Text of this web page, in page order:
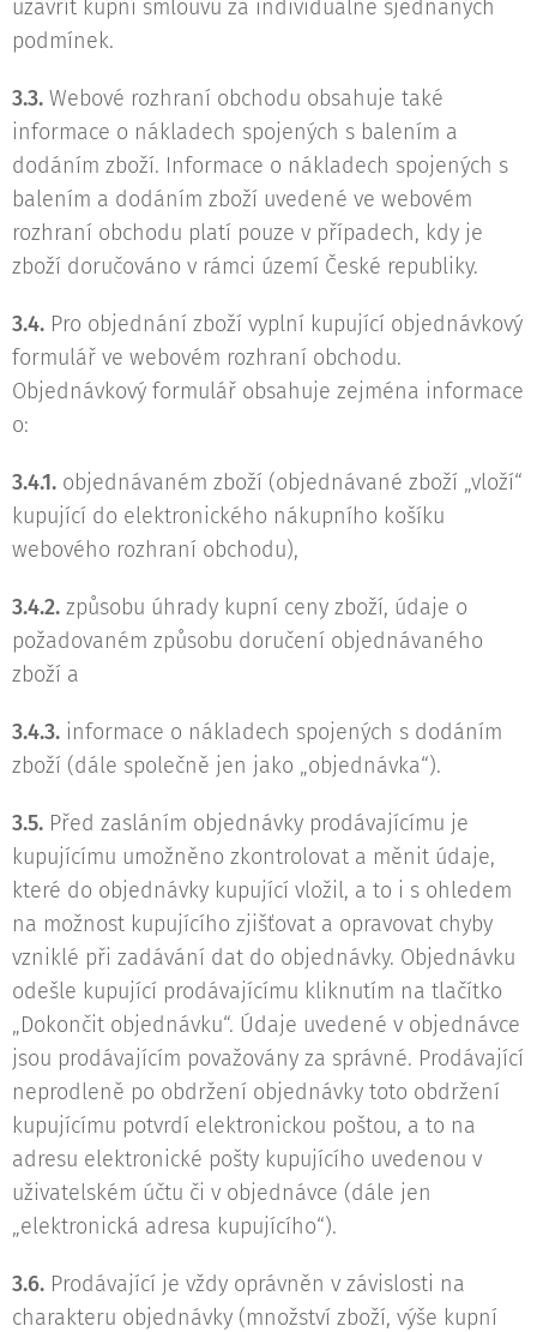
uzavřít kupní smlouvu za individuálně sjednaných
podmínek.
3.3. Webové rozhraní obchodu obsahuje také
informace o nákladech spojených s balením a
dodáním zboží. Informace o nákladech spojených s
balením a dodáním zboží uvedené ve webovém
rozhraní obchodu platí pouze v případech, kdy je
zboží doručováno v rámci území České republiky.
3.4. Pro objednání zboží vyplní kupující objednávkový
formulář ve webovém rozhraní obchodu.
Objednávkový formulář obsahuje zejména informace
o:
3.4.1. objednávaném zboží (objednávané zboží „vloží“
kupující do elektronického nákupního košíku
webového rozhraní obchodu),
3.4.2. způsobu úhrady kupní ceny zboží, údaje o
požadovaném způsobu doručení objednávaného
zboží a
3.4.3. informace o nákladech spojených s dodáním
zboží (dále společně jen jako „objednávka“).
3.5. Před zasláním objednávky prodávajícímu je
kupujícímu umožněno zkontrolovat a měnit údaje,
které do objednávky kupující vložil, a to i s ohledem
na možnost kupujícího zjišťovat a opravovat chyby
vzniklé při zadávání dat do objednávky. Objednávku
odešle kupující prodávajícímu kliknutím na tlačítko
„Dokončit objednávku“. Údaje uvedené v objednávce
jsou prodávajícím považovány za správné. Prodávající
neprodleně po obdržení objednávky toto obdržení
kupujícímu potvrdí elektronickou poštou, a to na
adresu elektronické pošty kupujícího uvedenou v
uživatelském účtu či v objednávce (dále jen
„elektronická adresa kupujícího“).
3.6. Prodávající je vždy oprávněn v závislosti na
charakteru objednávky (množství zboží, výše kupní